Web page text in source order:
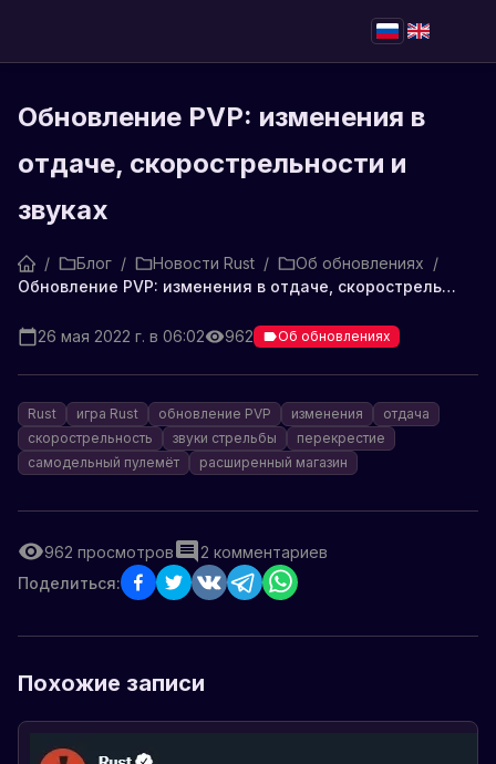
Обновление PVP: изменения в
отдаче, скорострельности и
звуках
/ Блог / Новости Rust / Об обновлениях /
Обновление PVP: изменения в отдаче, скорострельности и звуках
26 мая 2022 г. в 06:02 962 Об обновлениях
Rust игра Rust обновление PVP изменения
отдача
скорострельность
звуки стрельбы
перекрестие
самодельный пулемёт
расширенный магазин
962 просмотров 2 комментариев
Поделиться:
Похожие записи